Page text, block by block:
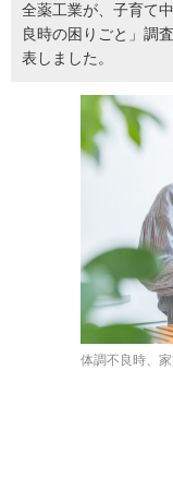
全薬工業が、子育て
良時の困りごと」調
表しました。
体調不良時、